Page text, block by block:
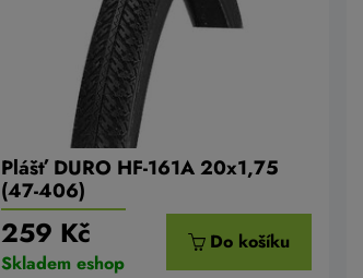
Plášť DURO HF-161A 20x1,75
(47-406)
259 Kč
Skladem eshop
Do košíku